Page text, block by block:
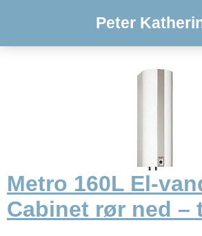
Peter
Metro 160L El-
Cabinet rør ned –